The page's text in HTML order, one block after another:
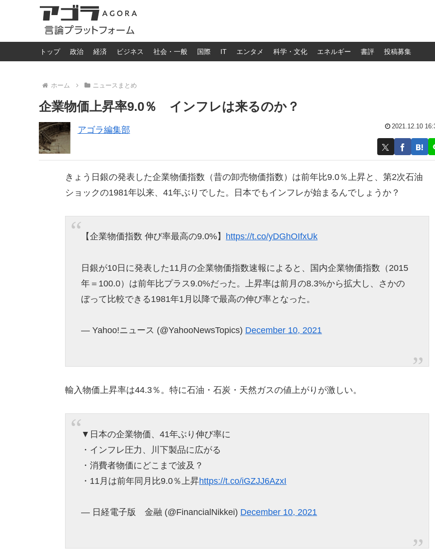
トップ 政治 経済 ビジネス 社会・一般 国際 IT エンタメ 科学・文化 エネルギー 書評 投稿募集
ホーム ニュースまとめ
企業物価上昇率9.0％ インフレは来るのか？
アゴラ編集部 2021.12.10
きょう日銀の発表した企業物価指数（昔の卸売物価指数）は前年比9.0％上昇と、第2次石油
ショックの1981年以来、41年ぶりでした。日本でもインフレが始まるんでしょうか？
【企業物価指数 伸び率最高の9.0%】 https://t.co/yDGhOIfxUk
日銀が10日に発表した11月の企業物価指数速報によると、国内企業物価指数（2015
年＝100.0）は前年比プラス9.0%だった。上昇率は前月の8.3%から拡大し、さかの
ぼって比較できる1981年1月以降で最高の伸び率となった。
— Yahoo!ニュース (@YahooNewsTopics) December 10, 2021
輸入物価上昇率は44.3％。特に石油・石炭・天然ガスの値上がりが激しい。
▼日本の企業物価、41年ぶり伸び率に
・インフレ圧力、川下製品に広がる
・消費者物価にどこまで波及？
・11月は前年同月比9.0％上昇https://t.co/iGZJJ6AzxI
— 日経電子版 金融 (@FinancialNikkei) December 10, 2021